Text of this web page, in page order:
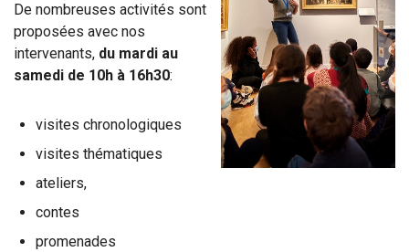
De nombreuses activités sont
proposées avec nos
intervenants, du mardi au
samedi de 10h à 16h30:
visites chronologiques
visites thématiques
ateliers,
contes
promenades